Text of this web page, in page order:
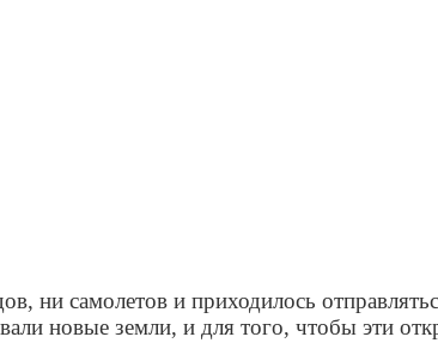
ни самолетов и приходилось
новые земли, и для того, чтобы эти